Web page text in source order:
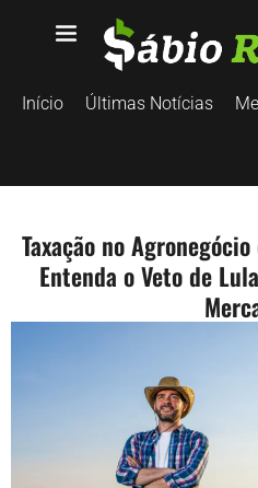
Início Últimas Notícias
Taxação no
Entenda o Veto de